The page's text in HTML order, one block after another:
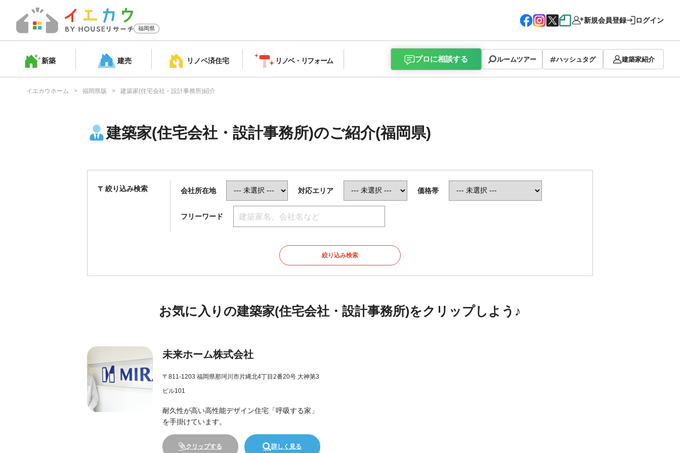
福岡県
新規会員登録 ログイン
新築 建売 リノベ済住宅 リノベ・ リフォーム プロに相談する ルームツアー ハッシュタグ 建築家紹介
イエカウホーム 福岡県版 建築家(住宅会社・設計事務所)紹介
建築家(住宅会社・設計事務所)のご紹介(福岡県)
絞り込み検索 会社所在地 対応エリア 価格帯
フリーワード
お気に入りの建築家(住宅会社・設計事務所)をクリップしよう♪
未来ホーム株式会社
〒811-1203 福岡県那珂川市片縄北4丁目2番20号 大神第3
ビル101
耐久性が高い高性能デザイン住宅「呼吸する家」
を手掛けています。
クリップする 詳しく見る